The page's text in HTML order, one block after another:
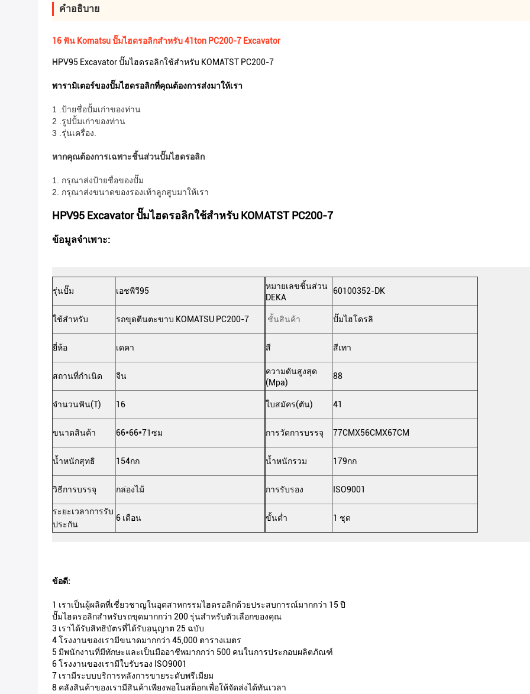
คําอธิบาย
16 ฟัน Komatsu ปั๊มไฮดรอลิกสำหรับ 41ton PC200-7 Excavator
HPV95 Excavator ปั๊มไฮดรอลิกใช้สำหรับ KOMATST PC200-7
พารามิเตอร์ของปั๊มไฮดรอลิกที่คุณต้องการส่งมาให้เรา
1 .ป้ายชื่อปั้มเก่าของท่าน
2 .รูปปั้มเก่าของท่าน
3 .รุ่นเครื่อง.
หากคุณต้องการเฉพาะชิ้นส่วนปั๊มไฮดรอลิก
1. กรุณาส่งป้ายชื่อของปั๊ม
2. กรุณาส่งขนาดของรองเท้าลูกสูบมาให้เรา
HPV95 Excavator ปั๊มไฮดรอลิกใช้สำหรับ KOMATST PC200-7
ข้อมูลจำเพาะ:
รุ่นปั๊ม เอชพีวี95
ใช้สำหรับ รถขุดตีนตะขาบ KOMATSU PC200-7
ยี่ห้อ เดคา
สถานที่กำเนิด จีน
จำนวนฟัน(T) 16
ขนาดสินค้า 66*66*71ซม
น้ำหนักสุทธิ 154กก
วิธีการบรรจุ กล่องไม้
ระยะเวลาการรับ
ประกัน
6 เดือน
หมายเลขชิ้นส่วน
DEKA
60100352-DK
ชั้นสินค้า ปั๊มไฮโดรลิ
สี สีเทา
ความดันสูงสุด
(Mpa)
88
ใบสมัคร(ตัน) 41
การวัดการบรรจุ 77CMX56CMX67CM
น้ำหนักรวม 179กก
การรับรอง ISO9001
ขั้นต่ำ 1 ชุด
ข้อดี:
1 เราเป็นผู้ผลิตที่เชี่ยวชาญในอุตสาหกรรมไฮดรอลิกด้วยประสบการณ์มากกว่า 15 ปี
ปั๊มไฮดรอลิกสำหรับรถขุดมากกว่า 200 รุ่นสำหรับตัวเลือกของคุณ
3 เราได้รับสิทธิบัตรที่ได้รับอนุญาต 25 ฉบับ
4 โรงงานของเรามีขนาดมากกว่า 45,000 ตารางเมตร
5 มีพนักงานที่มีทักษะและเป็นมืออาชีพมากกว่า 500 คนในการประกอบผลิตภัณฑ์
6 โรงงานของเรามีใบรับรอง ISO9001
7 เรามีระบบบริการหลังการขายระดับพรีเมียม
8 คลังสินค้าของเรามีสินค้าเพียงพอในสต็อกเพื่อให้จัดส่งได้ทันเวลา